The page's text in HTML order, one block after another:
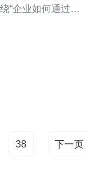
“企业如何通过香
高效、安全地扩
38 下一页